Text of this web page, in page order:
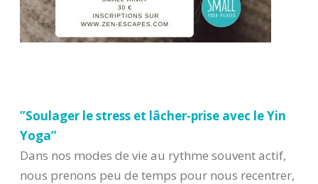
”Soulager le stress et lâcher-prise avec le Yin
Yoga”
Dans nos modes de vie au rythme souvent actif,
nous prenons peu de temps pour nous recentrer,